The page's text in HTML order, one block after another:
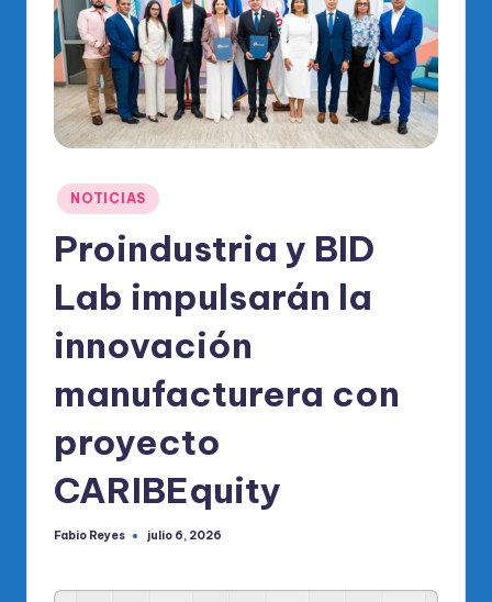
di
o
O
al
el
R
M
Publicado
en
NOTICIAS
Proindustria y BID
Lab impulsarán la
innovación
manufacturera con
proyecto
CARIBEquity
Publicado
Fabio Reyes julio 6, 2026